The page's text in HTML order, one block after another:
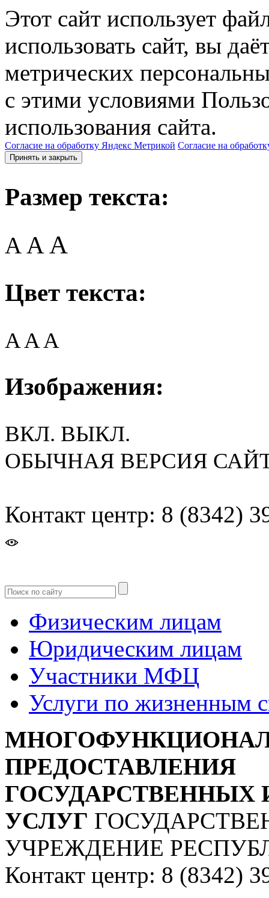
Этот сайт использует
использовать сайт, вы
метрических
с этими условиями
использования сайта.
Согласие на обработку Яндекс Метрикой Согласие на
Принять и закрыть
Размер текста:
A AA
Цвет текста:
AAA
Изображения:
ВКЛ. ВЫКЛ.
ОБЫЧНАЯ ВЕРСИЯ
Контакт центр: 8 (8342)
Физическим лицам
Юридическим лицам
Участники МФЦ
Услуги по жизненным
ПРЕДОСТАВЛЕНИЯ
УСЛУГ
УЧРЕЖДЕНИЕ
Контакт центр: 8 (8342)